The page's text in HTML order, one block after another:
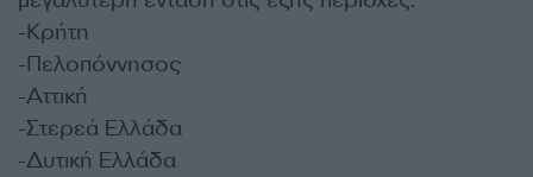
-Κρήτη
-Πελοπόννησος
-Αττική
-Στερεά Ελλάδα
-Δυτική Ελλάδα